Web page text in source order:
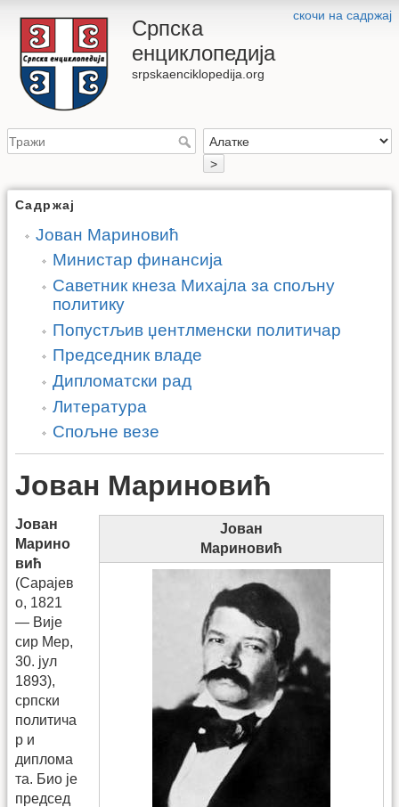
скочи на садржај
Српска
енциклопедија
srpskaenciklopedija.org
>
Садржај
Јован Мариновић
Министар финансија
Саветник кнеза Михајла за спољну
политику
Попустљив џентлменски политичар
Председник владе
Дипломатски рад
Литература
Спољне везе
Јован Мариновић
Јован
Мариновић
Јован
Марино
вић
(Сарајев
о, 1821
— Вије
сир Мер,
30. јул
1893),
српски
политича
р и
диплома
та. Био је
председ